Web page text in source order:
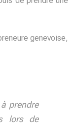
genevoise,
prendre
lors de